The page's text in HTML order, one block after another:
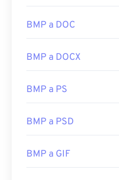
BMP a DOC
BMP a DOCX
BMP a PS
BMP a PSD
BMP a GIF